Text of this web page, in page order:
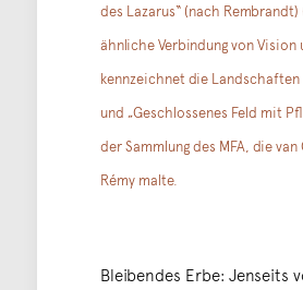
des Lazarus“ (nach Rembrandt)
ähnliche Verbindung von Vision
kennzeichnet die Landschaften
und „Geschlossenes Feld mit
der Sammlung des MFA, die
Rémy malte.
Bleibendes Erbe: Jenseits